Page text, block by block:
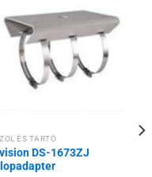
Hozzáadás a
kívánságlistához
ÉS TARTÓ
DS-1673ZJ